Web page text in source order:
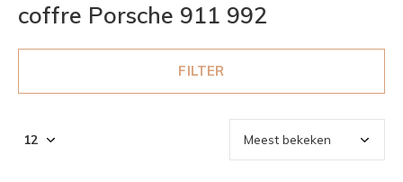
coffre Porsche 911 992
FILTER